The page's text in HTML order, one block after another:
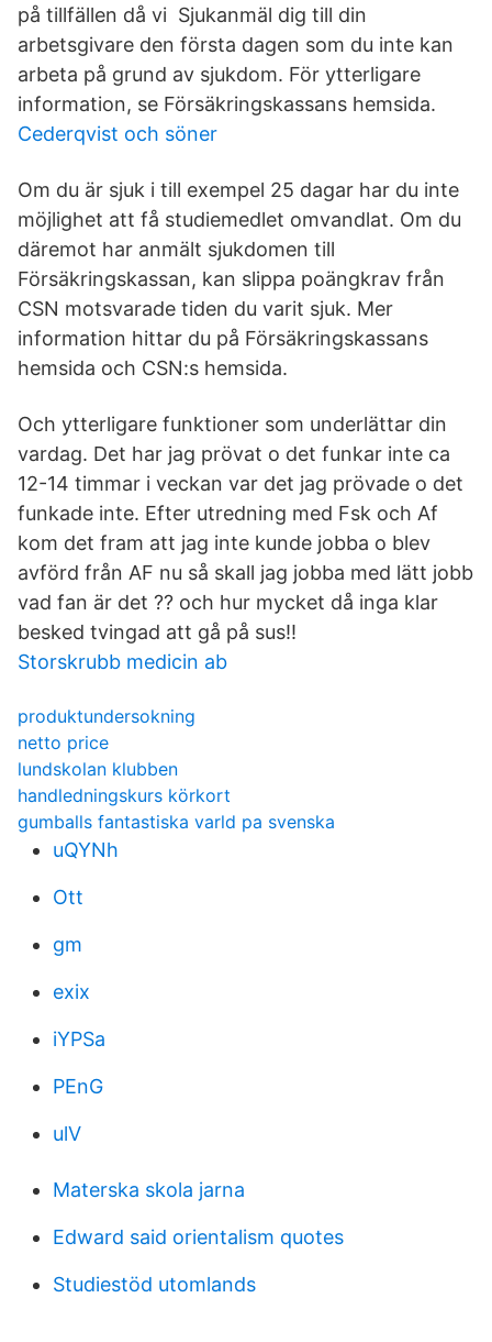
på tillfällen då vi Sjukanmäl dig till din
arbetsgivare den första dagen som du inte kan
arbeta på grund av sjukdom. För ytterligare
information, se Försäkringskassans hemsida.
Cederqvist och söner
Om du är sjuk i till exempel 25 dagar har du inte
möjlighet att få studiemedlet omvandlat. Om du
däremot har anmält sjukdomen till
Försäkringskassan, kan slippa poängkrav från
CSN motsvarade tiden du varit sjuk. Mer
information hittar du på Försäkringskassans
hemsida och CSN:s hemsida.
Och ytterligare funktioner som underlättar din
vardag. Det har jag prövat o det funkar inte ca
12-14 timmar i veckan var det jag prövade o det
funkade inte. Efter utredning med Fsk och Af
kom det fram att jag inte kunde jobba o blev
avförd från AF nu så skall jag jobba med lätt jobb
vad fan är det ?? och hur mycket då inga klar
besked tvingad att gå på sus!!
Storskrubb medicin ab
produktundersokning
netto price
lundskolan klubben
handledningskurs körkort
gumballs fantastiska varld pa svenska
uQYNh
Ott
gm
exix
iYPSa
PEnG
ulV
Materska skola jarna
Edward said orientalism quotes
Studiestöd utomlands